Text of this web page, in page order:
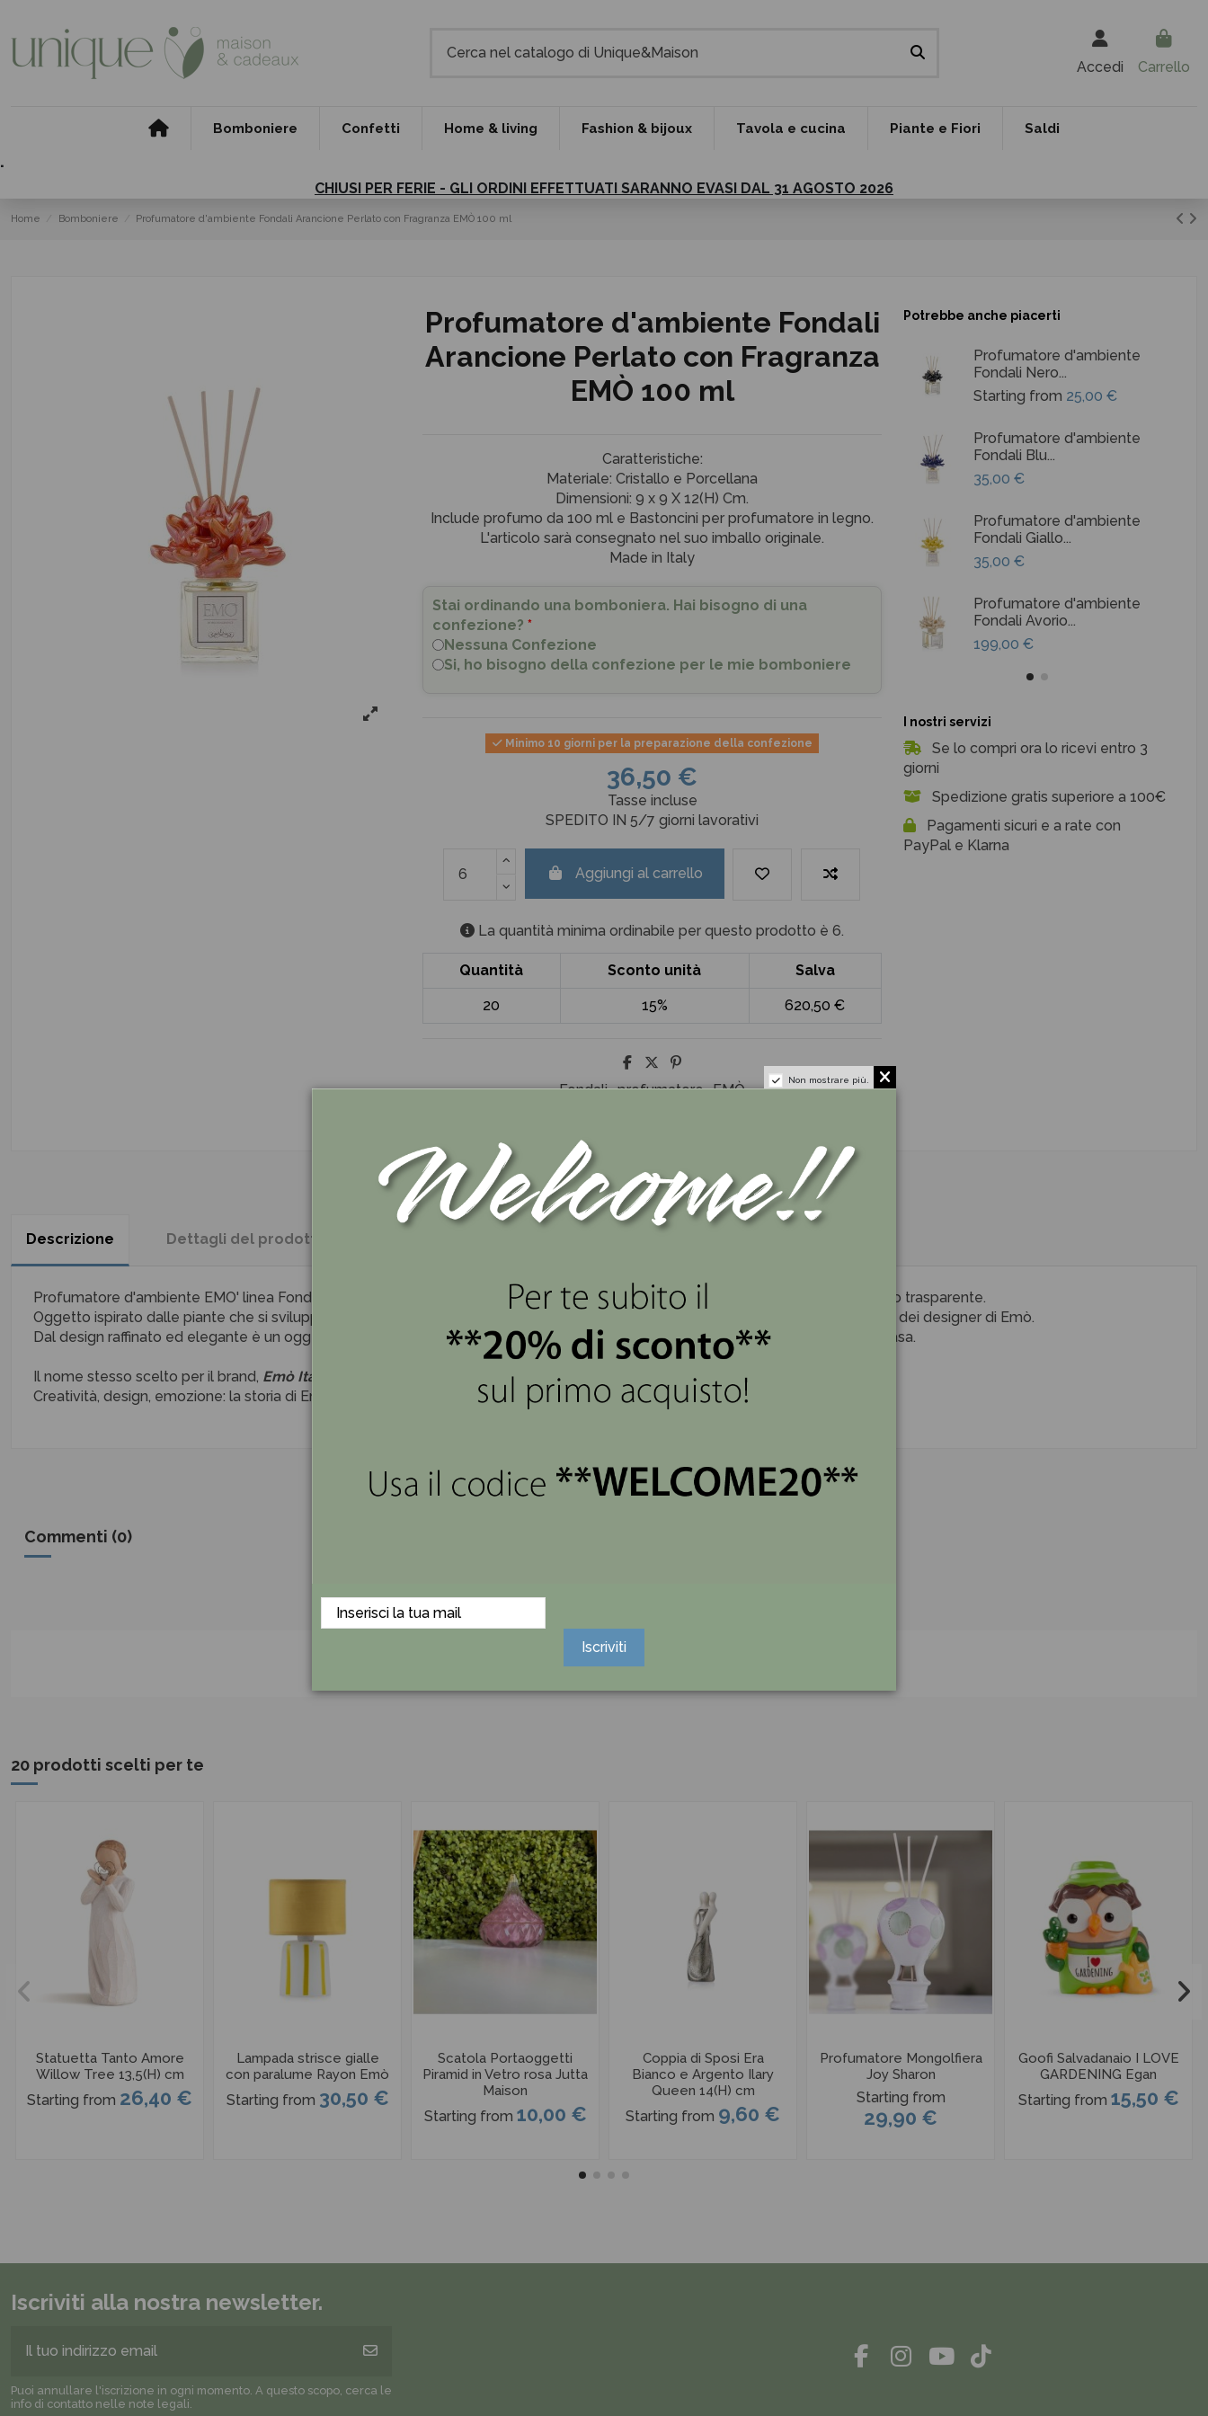
Accedi Carrello
Bomboniere Confetti Home & living Fashion & bijoux Tavola e cucina Piante e Fiori Saldi
.
CHIUSI PER FERIE - GLI ORDINI EFFETTUATI SARANNO EVASI DAL 31 AGOSTO 2026
Home Bomboniere Profumatore d'ambiente Fondali Arancione Perlato con Fragranza EMÒ 100 ml
Profumatore d'ambiente Fondali
Arancione Perlato con Fragranza
EMÒ 100 ml
Caratteristiche:
Materiale: Cristallo e Porcellana
Dimensioni: 9 x 9 X 12(H) Cm.
Include profumo da 100 ml e Bastoncini per profumatore in legno.
L'articolo sarà consegnato nel suo imballo originale.
Made in Italy
Stai ordinando una bomboniera. Hai bisogno di una
confezione? *
Nessuna Confezione
Si, ho bisogno della confezione per le mie bomboniere
Minimo 10 giorni per la preparazione della confezione
36,50 €
Tasse incluse
SPEDITO IN 5/7 giorni lavorativi
Aggiungi al carrello
La quantità minima ordinabile per questo prodotto è 6.
Quantità Sconto unità Salva
20 15% 620,50 €
Fondali profumatore EMÒ
Potrebbe anche piacerti
Profumatore d'ambiente
Fondali Nero...
Starting from 25,00 €
Profumatore d'ambiente
Fondali Blu...
35,00 €
Profumatore d'ambiente
Fondali Giallo...
35,00 €
Profumatore d'ambiente
Fondali Avorio...
199,00 €
I nostri servizi
Se lo compri ora lo ricevi entro 3
giorni
Spedizione gratis superiore a 100€
Pagamenti sicuri e a rate con
PayPal e Klarna
Descrizione Dettagli del prodotto
Profumatore d'ambiente EMO' linea Fondali colore Arancione Perlato realizzato in porcellana di capodimonte con base in cristallo trasparente.
Oggetto ispirato dalle piante che si sviluppano negli oceani o mari naturali e resi esclusivi dalle linee prodotte dall'immaginazione dei designer di Emò.
Dal design raffinato ed elegante è un oggetto adatto per tutte le occorrenze oppure per arredare qualsiasi stanza della vostra casa.
Il nome stesso scelto per il brand, Emò Italia
, rimanda alla filosofia intrinseca: emozionare con creazioni Made in Italy.
Creatività, design, emozione: la storia di Emò Italia vibra d'inventiva.
Commenti (0)
Ancora nessuna recensione da parte degli utenti.
20 prodotti scelti per te
Statuetta Tanto Amore
Willow Tree 13,5(H) cm
Starting from 26,40 €
Lampada strisce gialle
con paralume Rayon Emò
Starting from 30,50 €
Scatola Portaoggetti
Piramid in Vetro rosa Jutta
Maison
Starting from 10,00 €
Coppia di Sposi Era
Bianco e Argento Ilary
Queen 14(H) cm
Starting from 9,60 €
Profumatore Mongolfiera
Joy Sharon
Starting from
29,90 €
Goofi Salvadanaio I LOVE
GARDENING Egan
Starting from 15,50 €
Iscriviti alla nostra newsletter.
Puoi annullare l'iscrizione in ogni momento. A questo scopo, cerca le
info di contatto nelle note legali.
Non mostrare più.
Iscriviti